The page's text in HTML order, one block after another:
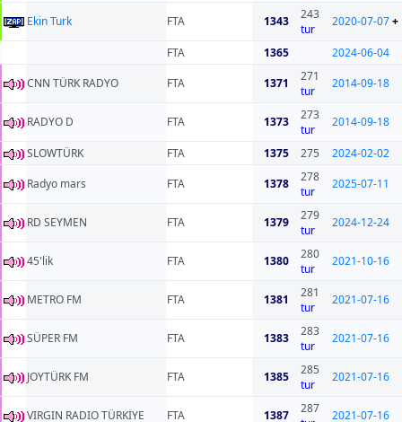
Ekin Turk FTA 1343
243
tur
2020-07-07+
FTA 1365
2024-06-04
CNN TÜRK RADYO
FTA 1371
271
tur
2014-09-18
RADYO D FTA 1373
273
tur
2014-09-18
SLOWTÜRK FTA 1375 275
2024-02-02
Radyo mars
FTA 1378
278
tur
2025-07-11
RD SEYMEN FTA 1379
279
tur
2024-12-24
45'lik FTA 1380
280
tur
2021-10-16
METRO FM FTA 1381
281
tur
2021-07-16
SÜPER FM FTA 1383
283
tur
2021-07-16
JOYTÜRK FM FTA 1385
285
tur
2021-07-16
VIRGIN RADIO TÜRKİYE FTA 1387
287
2021-07-16